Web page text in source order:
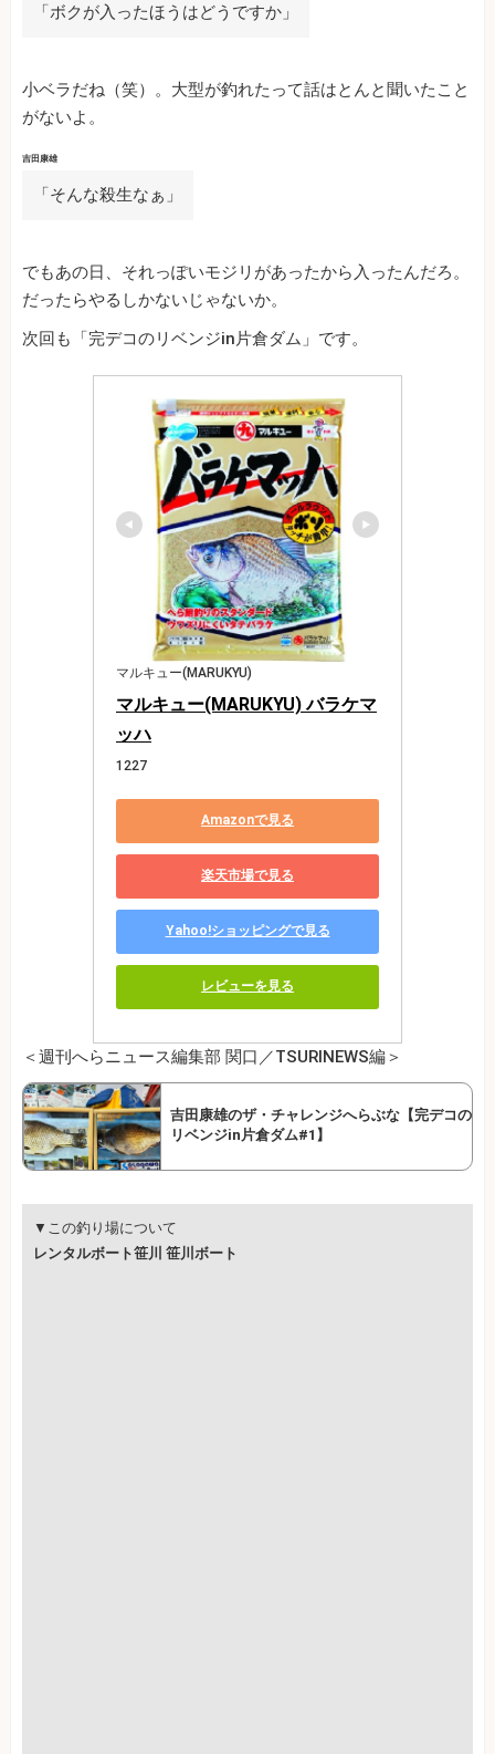
「ボクが入ったほうはどうですか」
小ベラだね（笑）。大型が釣れたって話はとんと聞いたこと
がないよ。
吉田康雄
「そんな殺生なぁ」
でもあの日、それっぽいモジリがあったから入ったんだろ。
だったらやるしかないじゃないか。
次回も「完デコのリベンジin片倉ダム」です。
マルキュー(MARUKYU)
マルキュー(MARUKYU) バラケマ
ッハ
1227
Amazonで見る
楽天市場で見る
Yahoo!ショッピングで見る
レビューを見る
＜週刊へらニュース編集部 関口／TSURINEWS編＞
吉田康雄のザ・チャレンジへらぶな【完デコの
リベンジin片倉ダム#1】
▼この釣り場について
レンタルボート笹川 笹川ボート